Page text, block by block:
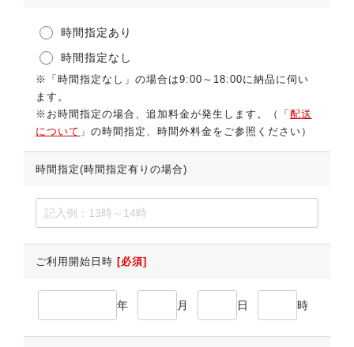
時間指定あり
時間指定なし
※「時間指定なし」の場合は9:00～18:00に納品に伺い
ます。
※お時間指定の場合、追加料金が発生します。（「 配送
について 」の時間指定、時間外料金をご参照ください）
時間指定(時間指定有りの場合)
ご利用開始日時 [必須]
年 月 日 時